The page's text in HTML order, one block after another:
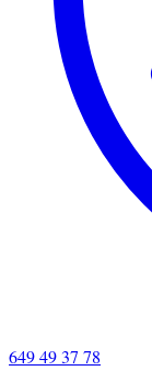
649 49 37 78